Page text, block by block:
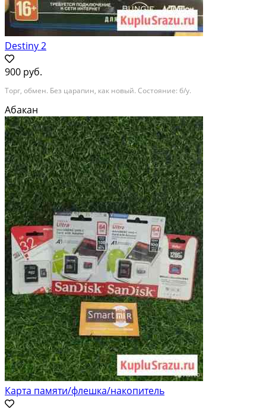
Destiny 2
900 руб.
Торг, обмен. Без царапин, как новый. Состояние: б/у.
Абакан
Карта памяти/флешка/накопитель